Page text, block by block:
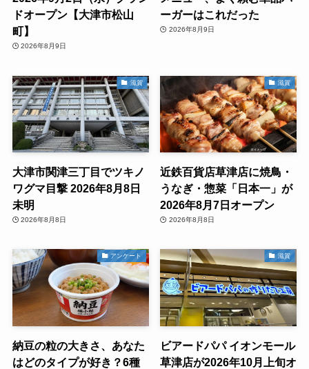
ドオープン【大津市松山
町】
2026年8月9日
ーガーはこれだった
2026年8月9日
滋賀
大津市関津三丁目でツキノ
ワグマ目撃 2026年8月8日
未明
2026年8月8日
滋賀
近鉄百貨店草津店に焼鳥・
うなぎ・惣菜「日本一」が
2026年8月7日オープン
2026年8月8日
アンケート
納豆の粒の大きさ、あなた
はどのタイプが好き？6種
滋賀
ビアードパパ イオンモール
草津店が2026年10月上旬オ